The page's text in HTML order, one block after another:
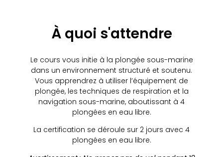
À quoi s'attendre
Le cours vous initie à la plongée sous-marine
dans un environnement structuré et soutenu.
Vous apprendrez à utiliser l’équipement de
plongée, les techniques de respiration et la
navigation sous-marine, aboutissant à 4
plongées en eau libre.
La certification se déroule sur 2 jours avec 4
plongées en eau libre.